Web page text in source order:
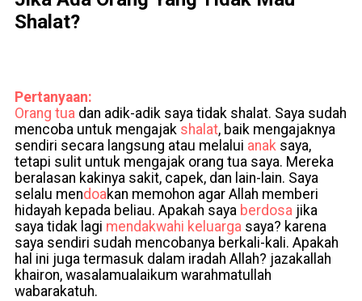
Shalat?
Pertanyaan:
Orang tuadan adik-adik saya tidak shalat. Saya sudah
mencoba untuk mengajak shalat, baik mengajaknya
sendiri secara langsung atau melalui anaksaya,
tetapi sulit untuk mengajak orang tua saya. Mereka
beralasan kakinya sakit, capek, dan lain-lain. Saya
selalu mendoakan memohon agar Allah memberi
hidayah kepada beliau. Apakah saya berdosajika
saya tidak lagi mendakwahi keluargasaya? karena
saya sendiri sudah mencobanya berkali-kali. Apakah
hal ini juga termasuk dalam iradah Allah? jazakallah
khairon, wasalamualaikum warahmatullah
wabarakatuh.